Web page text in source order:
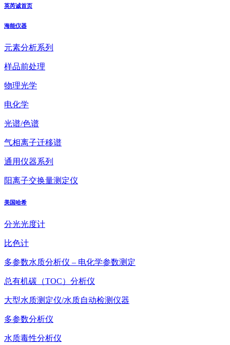
英芮诚首页
海能仪器
元素分析系列
样品前处理
物理光学
电化学
光谱/色谱
气相离子迁移谱
通用仪器系列
阳离子交换量测定仪
美国哈希
分光光度计
比色计
多参数水质分析仪 – 电化学参数测定
总有机碳（TOC）分析仪
大型水质测定仪/水质自动检测仪器
多参数分析仪
水质毒性分析仪